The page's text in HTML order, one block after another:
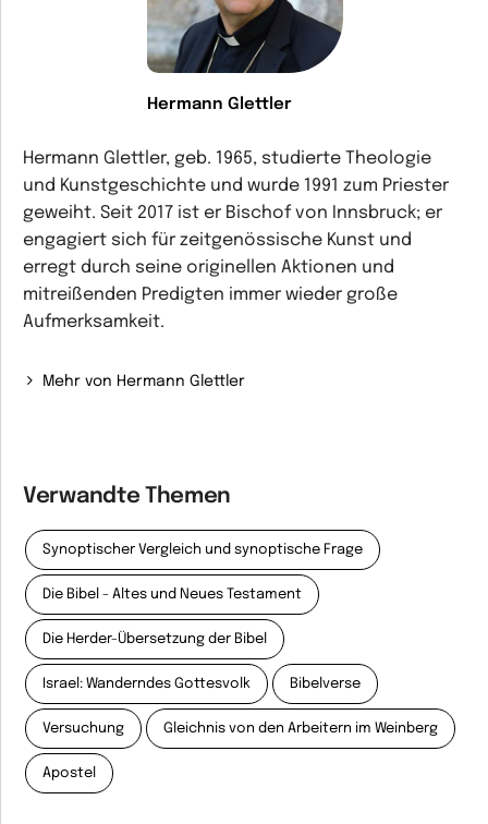
Hermann Glettler
Hermann Glettler, geb. 1965, studierte Theologie
und Kunstgeschichte und wurde 1991 zum Priester
geweiht. Seit 2017 ist er Bischof von Innsbruck; er
engagiert sich für zeitgenössische Kunst und
erregt durch seine originellen Aktionen und
mitreißenden Predigten immer wieder große
Aufmerksamkeit.
Mehr von Hermann Glettler
Verwandte Themen
Synoptischer Vergleich und synoptische Frage
Die Bibel - Altes und Neues Testament
Die Herder-Übersetzung der Bibel
Israel: Wanderndes Gottesvolk Bibelverse
Versuchung Gleichnis von den Arbeitern im Weinberg
Apostel